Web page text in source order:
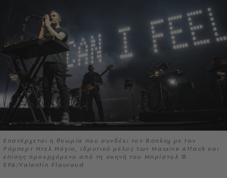
Επανέρχεται η θεωρία που συνδέει τον Banksy με τον
Ρόμπερτ Ντελ Νάγια, ιδρυτικό μέλος των Massive Attack και
επίσης προερχόμενο από τη σκηνή του Μπρίστολ ©
EPA/Valentin Flauraud